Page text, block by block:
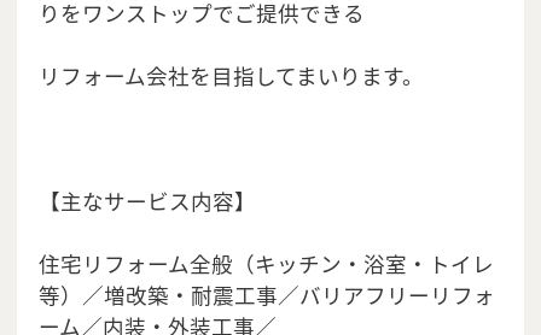
りをワンストップでご提供できる
リフォーム会社を目指してまいります。
【主なサービス内容】
住宅リフォーム全般（キッチン・浴室・トイレ
等）／増改築・耐震工事／バリアフリーリフォ
ーム／内装・外装工事／